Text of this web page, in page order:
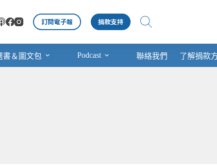
訂閱電子報 捐款支持
書＆圖文包 Podcast 聯絡我們 了解捐款